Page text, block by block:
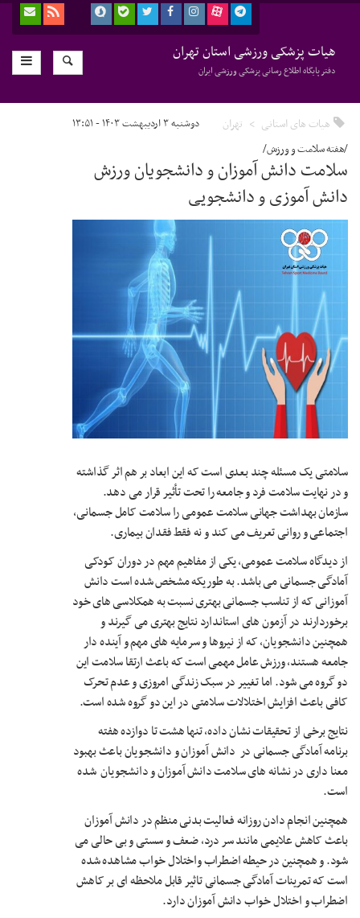
هیات پزشکی ورزشی استان تهران
دفتر پایگاه اطلاع رسانی پزشکی ورزشی ایران
هیات های استانی تهران دوشنبه ۳ اردیبهشت ۱۴۰۳ - ۱۳:۵۱
/هفته سلامت و ورزش/
سلامت دانش آموزان و دانشجویان ورزش
دانش آموزی و دانشجویی
سلامتی یک مسئله چند بعدی است که این ابعاد بر هم اثر گذاشته
و در نهایت سلامت فرد و جامعه را تحت تأثیر قرار می دهد.
سازمان بهداشت جهانی سلامت عمومی را سلامت کامل جسمانی،
اجتماعی و روانی تعریف می کند و نه فقط فقدان بیماری.
از دیدگاه سلامت عمومی، یکی از مفاهیم مهم در دوران کودکی
آمادگی جسمانی می باشد. به طوریکه مشخص شده است دانش
آموزانی که از تناسب جسمانی بهتری نسبت به همکلاسی های خود
برخوردارند در آزمون های استاندارد نتایج بهتری می گیرند و
همچنین دانشجویان، که از نیروها و سرمایه های مهم و آینده دار
جامعه هستند، ورزش عامل مهمی است که باعث ارتقا سلامت این
دو گروه می شود. اما تغییر در سبک زندگی امروزی و عدم تحرک
کافی باعث افزایش اختلالات سلامتی در این دو گروه شده است.
نتایج برخی از تحقیقات نشان داده، تنها هشت تا دوازده هفته
برنامه آمادگی جسمانی در دانش آموزان و دانشجویان باعث بهبود
معنا داری در نشانه های سلامت دانش آموزان و دانشجویان شده
است.
همچنین انجام دادن روزانه فعالیت بدنی منظم در دانش آموزان
باعث کاهش علایمی مانند سر درد، ضعف و سستی و بی حالی می
شود. و همچنین در حیطه اضطراب واختلال خواب مشاهده شده
است که تمرینات آمادگی جسمانی تاثیر قابل ملاحظه ای بر کاهش
اضطراب و اختلال خواب دانش آموزان دارد.